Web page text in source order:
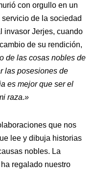
con orgullo en un
servicio de la sociedad
invasor Jerjes, cuando
de su rendición,
de las cosas nobles de
las posesiones de
es mejor que ser el
raza.»
que nos
lee y dibuja historias
nobles. La
regalado nuestro